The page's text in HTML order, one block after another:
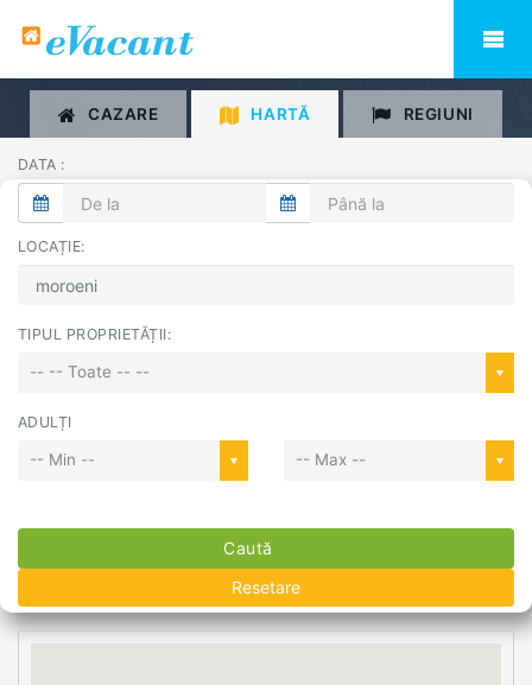
CAZARE HARTĂ REGIUNI
DATA :
LOCAȚIE:
TIPUL PROPRIETĂȚII:
-- -- Toate -- --
ADULȚI
-- Min -- -- Max --
Caută
Resetare